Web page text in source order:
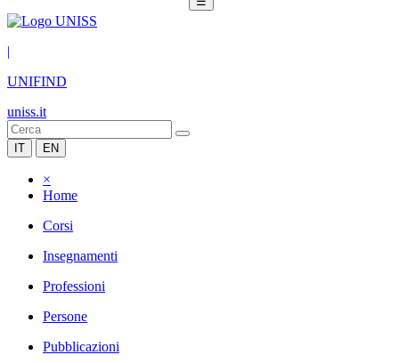
|
UNIFIND
uniss.it
IT EN
×
Home
Corsi
Insegnamenti
Professioni
Persone
Pubblicazioni